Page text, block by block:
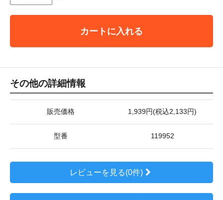
カートに入れる
その他の詳細情報
販売価格 1,939円(税込2,133円)
型番 119952
レビューを見る(0件)